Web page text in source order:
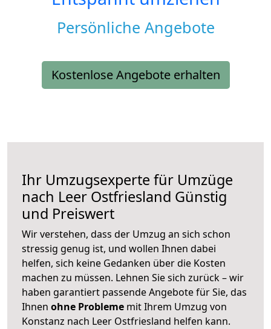
Persönliche Angebote
Kostenlose Angebote erhalten
Ihr Umzugsexperte für Umzüge
nach Leer Ostfriesland Günstig
und Preiswert
Wir verstehen, dass der Umzug an sich schon
stressig genug ist, und wollen Ihnen dabei
helfen, sich keine Gedanken über die Kosten
machen zu müssen. Lehnen Sie sich zurück – wir
haben garantiert passende Angebote für Sie, das
Ihnen ohne Probleme mit Ihrem Umzug von
Konstanz nach Leer Ostfriesland helfen kann.